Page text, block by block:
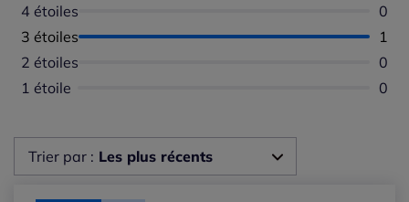
4 étoiles
0
3 étoiles
1
2 étoiles
0
1 étoile
0
Trier par : Les plus récents